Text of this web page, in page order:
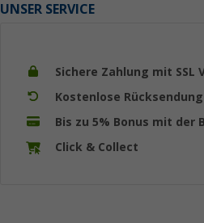
UNSER SERVICE
Sichere Zahlung mit SSL
Kostenlose Rücksendung
Bis zu 5% Bonus mit der
Click & Collect
UVP 21,99